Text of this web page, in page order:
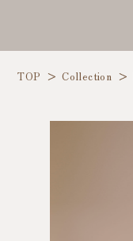
TOP Collection